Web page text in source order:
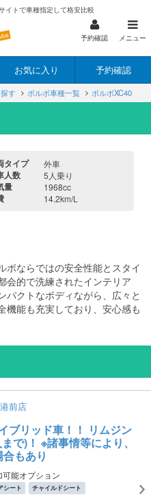
イトで車種指定して格安比較
予約確認 メニュー
お気に入り 予約確認
す ボルボ車種一覧 ボルボXC40
タイプ 外車
人数 5人乗り
量 1968cc
14.2km/L
ボならではの安全性能とスタイ
会的で洗練されたインテリア
パクトなボディながら、広々と
機能も充実しており、安心感も
前店
ブリッド車！！ リムジン
で)！ ※諸事情等により、
もあり
能オプション
シート チャイルドシート